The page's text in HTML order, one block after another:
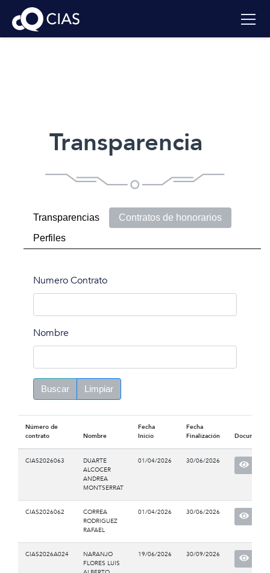
Transparencia
Transparencias
Contratos de honorarios
Perfiles
Numero Contrato
Nombre
Buscar Limpiar
Número de
contrato
Nombre
Fecha
Inicio
Fecha
Finalización
Documento
CIAS2026063
DUARTE
ALCOCER
ANDREA
MONTSERRAT
01/04/2026 30/06/2026
CIAS2026062
CORREA
RODRIGUEZ
RAFAEL
01/04/2026 30/06/2026
CIAS2026A024
NARANJO
FLORES LUIS
19/06/2026 30/09/2026